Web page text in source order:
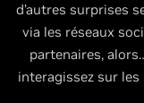
d’autres surprises
via les réseaux
partenaires,
interagissez sur les